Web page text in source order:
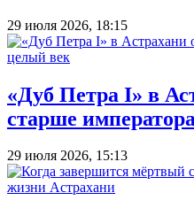
29 июля 2026, 18:15
«Дуб Петра I» в
старше
29 июля 2026, 15:13